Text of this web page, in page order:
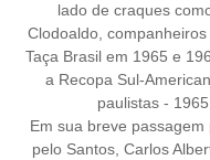
lado de craques
Clodoaldo,
Taça Brasil em 1965 e
a Recopa Sul-
paulistas -
Em sua breve
pelo Santos, Carlos